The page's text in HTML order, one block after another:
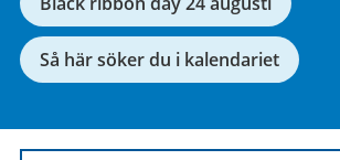
Så här söker du i kalendariet